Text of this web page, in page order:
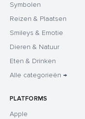
Symbolen
Reizen & Plaatsen
Smileys & Emotie
Dieren & Natuur
Eten & Drinken
Alle categorieën →
PLATFORMS
Apple